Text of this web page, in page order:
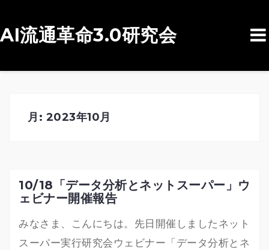
コ
AI流通革命3.0研究会
月: 2023年10月
10/18「データ分析とネットスーパー」ウ
ェビナー開催報告
みなさま、こんにちは。先日開催しましたネット
スーパー実行研究会ウェビナー「データ分析とネ